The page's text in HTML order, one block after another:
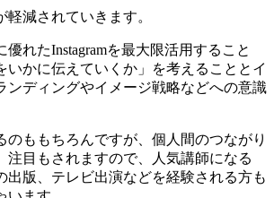
軽減されていきます。
優れたInstagramを最大限活用すること
いかに伝えていくか」を考えることとイ
ンディングやイメージ戦略などへの意識
のももちろんですが、個人間のつながり
注目もされますので、人気講師になる
出版、テレビ出演などを経験される方も